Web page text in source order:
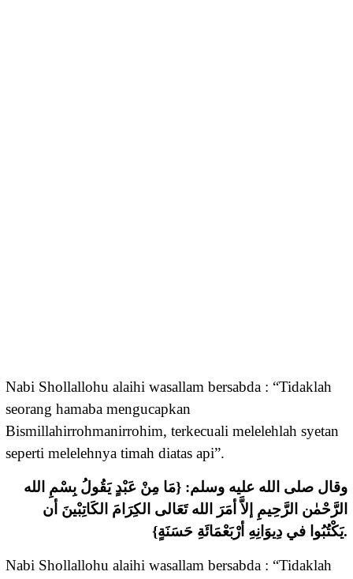
Nabi Shollallohu alaihi wasallam bersabda : “Tidaklah
seorang hamaba mengucapkan
Bismillahirrohmanirrohim, terkecuali melelehlah syetan
seperti melelehnya timah diatas api”.
وقال صلى الله عليه وسلم: {مَا مِنْ عَبْدٍ يَقُولُ بِسْمِ الله
الرَّحْمٰن الرَّحِيمِ إلاَّ أمَرَ الله تَعَالى الكِرَامَ الكَاتِبْينَ أن
يَكْتُبُوا في دِيوَانِهِ أرْبَعْمَائَةِ حَسَنَةٍ}.
Nabi Shollallohu alaihi wasallam bersabda : “Tidaklah